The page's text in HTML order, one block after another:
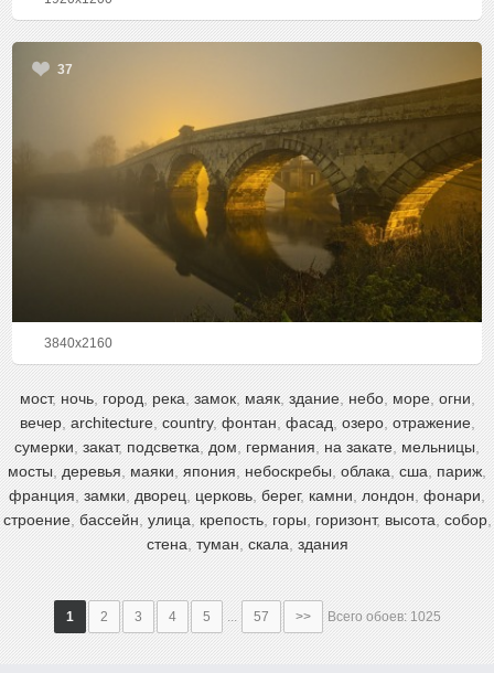
37
3840x2160
мост, ночь, город река замок, маяк, здание, небо, море, огни
вечер, architecture, country, фонтан фасад озеро, отражение,
сумерки закат, подсветка дом германия на закате мельницы
мосты деревья маяки япония небоскребы облака сша париж,
франция замки дворец церковь берег, камни лондон фонари
строение, бассейн улица крепость, горы, горизонт, высота собор,
стена туман скала здания
1 2 3 4 5 ... 57 >> Всего обоев: 1025